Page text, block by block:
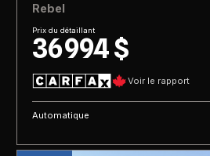
Rebel
Prix du détaillant
36 994 $
Voir le rapport
Automatique